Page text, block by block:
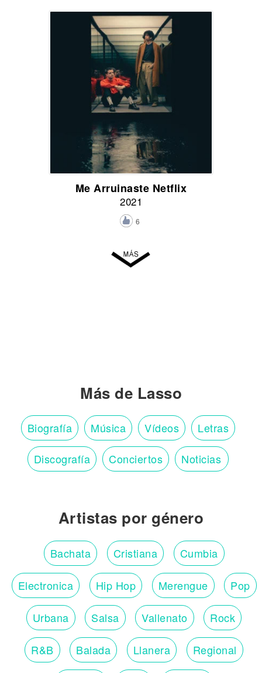
Me Arruinaste Netflix
2021
6
Más de Lasso
Biografía Música Vídeos Letras
Discografía Conciertos Noticias
Artistas por género
Bachata Cristiana Cumbia
Electronica Hip Hop Merengue Pop
Urbana Salsa Vallenato Rock
R&B Balada Llanera Regional